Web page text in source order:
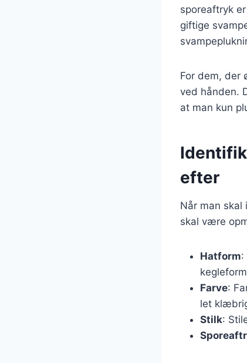
sporeaftryk
giftige
For dem, der
ved hånden.
at man kun
efter
Når man
skal være
Hatform:
Farve:
let
Stilk: